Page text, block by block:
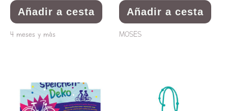
Añadir a cesta
4 meses y más
Añadir a cesta
MOSES